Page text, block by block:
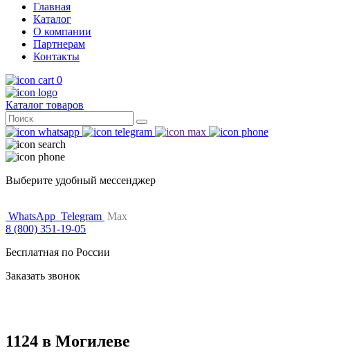
Главная
Каталог
О компании
Партнерам
Контакты
0
Каталог товаров
Поиск
for:
Выберите удобный мессенджер
WhatsApp Telegram Max
8 (800) 351-19-05
Бесплатная по России
Заказать звонок
1124 в Могилеве